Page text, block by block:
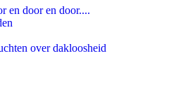
en door en door....
over dakloosheid